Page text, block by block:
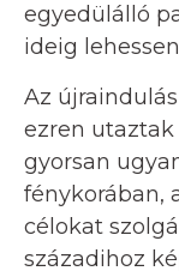
egyedülálló
ideig
Az
ezren utaztak
gyorsan
fénykorában,
célokat
századihoz